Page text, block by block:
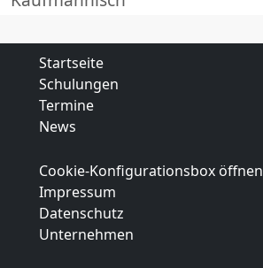
Startseite
Schulungen
Termine
News
Cookie-Konfigurationsbox öffnen
Impressum
Datenschutz
Unternehmen